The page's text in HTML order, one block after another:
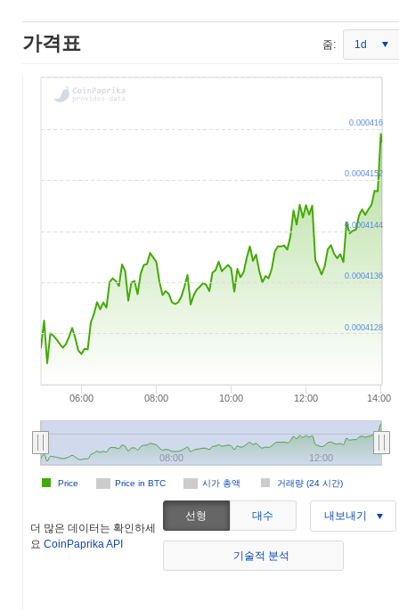
가격표 줌: 1d
06:00 08:00 10:00 12:00 14:00
Price in BTC 시가 총액 거래량 (24 시간)
Price
08:00 12:00
0.0004128
0.0004136
0.0004144
0.0004152
0.000416
더 많은 데이터는 확인하세
요 CoinPaprika API
선형 대수 내보내기
기술적 분석